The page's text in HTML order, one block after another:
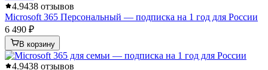
4.9438 отзывов
Microsoft 365 Персональный — подписка на 1 год для России
6 490 ₽
В корзину
4.9438 отзывов